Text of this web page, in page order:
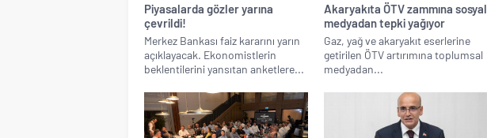
Piyasalarda gözler yarına
çevrildi!
Merkez Bankası faiz kararını yarın
açıklayacak. Ekonomistlerin
beklentilerini yansıtan anketlere...
Akaryakıta ÖTV zammına sosyal
medyadan tepki yağıyor
Gaz, yağ ve akaryakıt eserlerine
getirilen ÖTV artırımına toplumsal
medyadan...